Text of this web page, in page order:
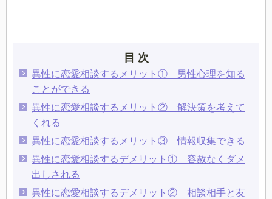
目 次
異性に恋愛相談するメリット① 男性心理を知る
ことができる
異性に恋愛相談するメリット② 解決策を考えて
くれる
異性に恋愛相談するメリット③ 情報収集できる
異性に恋愛相談するデメリット① 容赦なくダメ
出しされる
異性に恋愛相談するデメリット② 相談相手と友